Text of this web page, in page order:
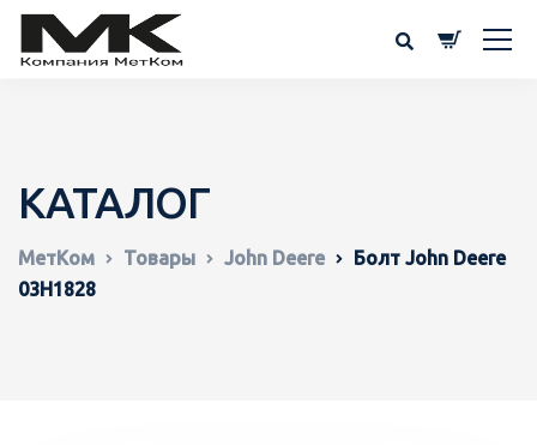
КАТАЛОГ
МетКом Товары John Deere
Болт John Deere
03H1828